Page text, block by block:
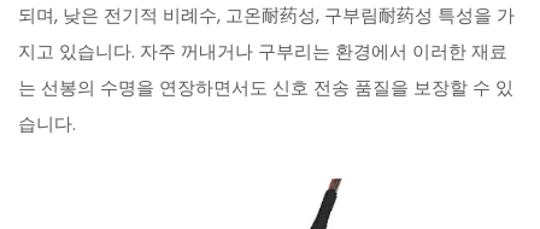
되며, 낮은 전기적 비례수, 고온耐药성, 구부림耐药성 특성을 가
지고 있습니다. 자주 꺼내거나 구부리는 환경에서 이러한 재료
는 선봉의 수명을 연장하면서도 신호 전송 품질을 보장할 수 있
습니다.